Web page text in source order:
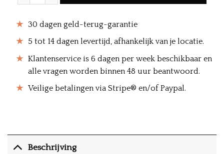
30 dagen geld-terug-garantie
5 tot 14 dagen levertijd, afhankelijk van je locatie.
Klantenservice is 6 dagen per week beschikbaar en
alle vragen worden binnen 48 uur beantwoord.
Veilige betalingen via Stripe® en/of Paypal.
Beschrijving